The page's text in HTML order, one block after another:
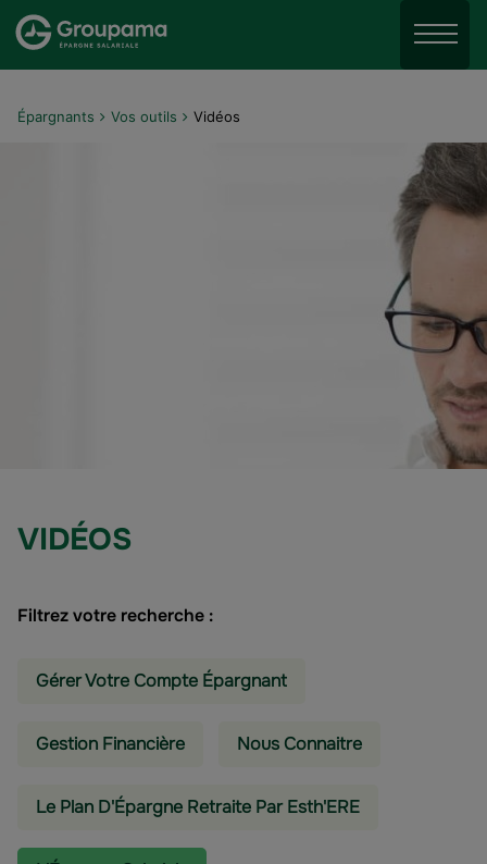
Aller au menu
Aller au contenu
Menu
Épargnants Vos outils Vidéos
VIDÉOS
Filtrez votre recherche :
Gérer Votre Compte Épargnant
Gestion Financière Nous Connaitre
Le Plan D'Épargne Retraite Par Esth'ERE